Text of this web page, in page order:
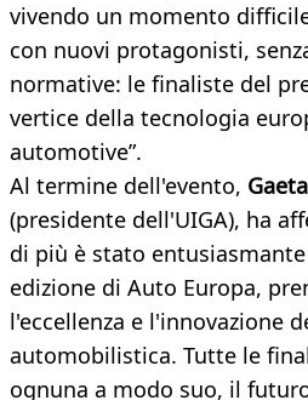
vivendo un momento
con nuovi protagonisti,
normative: le finaliste del
vertice della tecnologia
automotive”.
Al termine dell'evento,
(presidente dell'UIGA), ha
di più è stato
edizione di Auto Europa,
l'eccellenza e l'innovazione
automobilistica. Tutte le
ognuna a modo suo, il